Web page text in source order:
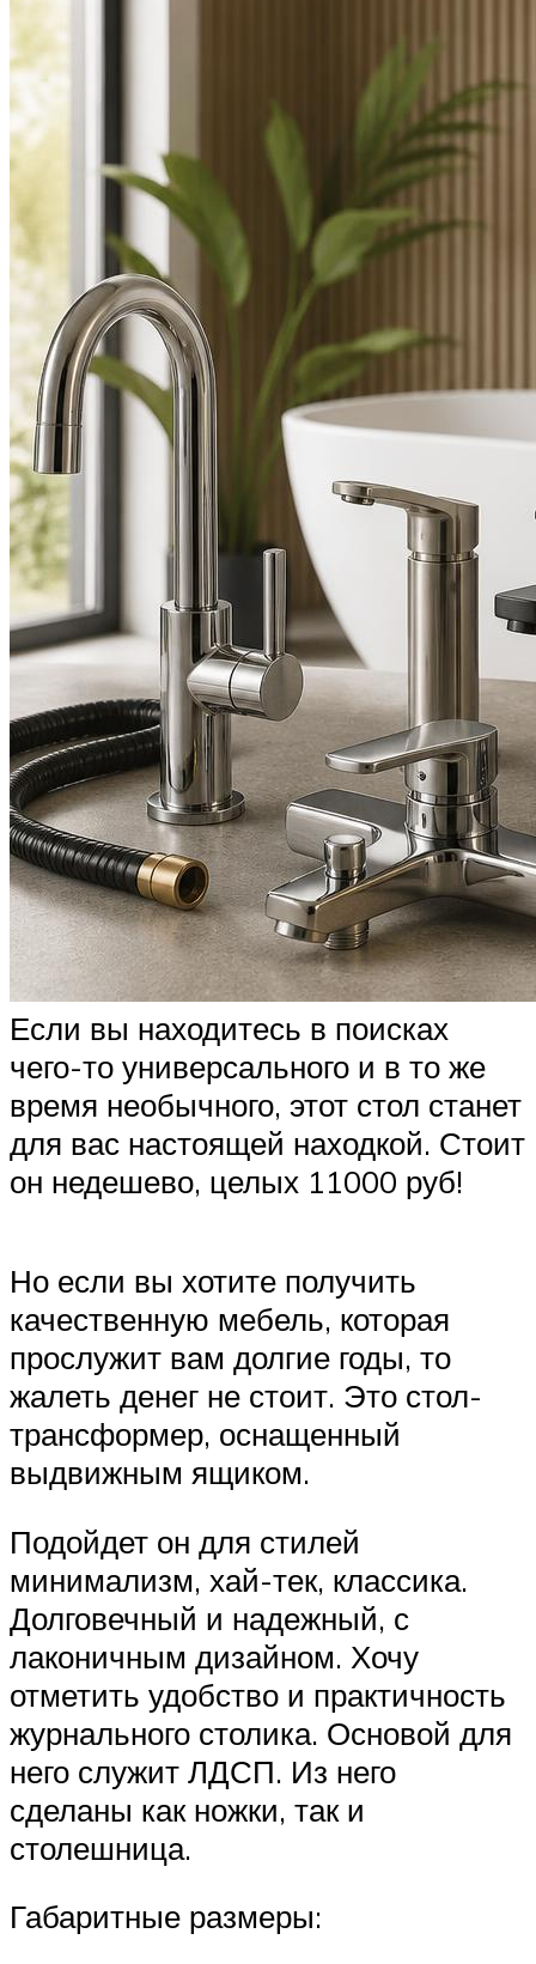
Если вы находитесь в поисках
чего-то универсального и в то же
время необычного, этот стол станет
для вас настоящей находкой. Стоит
он недешево, целых 11000 руб!
Но если вы хотите получить
качественную мебель, которая
прослужит вам долгие годы, то
жалеть денег не стоит. Это стол-
трансформер, оснащенный
выдвижным ящиком.
Подойдет он для стилей
минимализм, хай-тек, классика.
Долговечный и надежный, с
лаконичным дизайном. Хочу
отметить удобство и практичность
журнального столика. Основой для
него служит ЛДСП. Из него
сделаны как ножки, так и
столешница.
Габаритные размеры: